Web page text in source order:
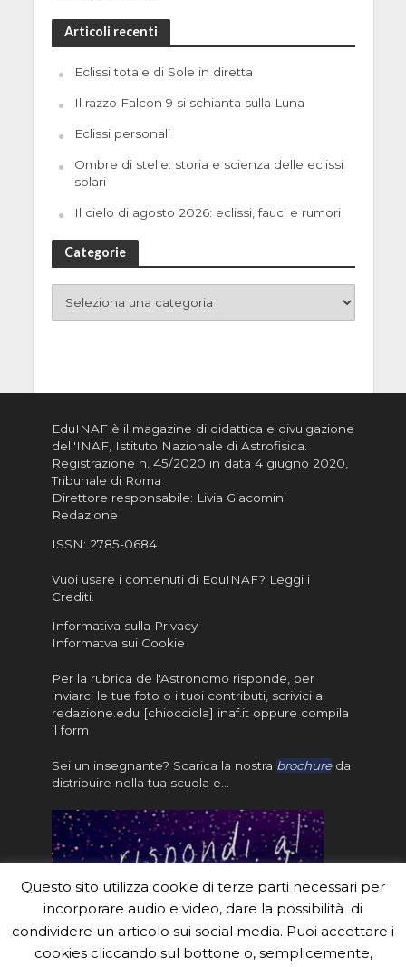
Articoli recenti
Eclissi totale di Sole in diretta
Il razzo Falcon 9 si schianta sulla Luna
Eclissi personali
Ombre di stelle: storia e scienza delle eclissi
solari
Il cielo di agosto 2026: eclissi, fauci e rumori
Categorie
EduINAF è il magazine di didattica e divulgazione
dell'INAF, Istituto Nazionale di Astrofisica
Registrazione n. 45/2020 in data 4 giugno 2020,
Tribunale di Roma
Direttore responsabile: Livia Giacomini
Redazione
ISSN: 2785-0684
Vuoi usare i contenuti di EduINAF? Leggi i
Crediti.
Informativa sulla Privacy
Informatva sui Cookie
Per la rubrica de l'Astronomo risponde, per
inviarci le tue foto o i tuoi contributi, scrivici a
redazione.edu [chiocciola] inaf.it oppure compila
il form
Sei un insegnante? Scarica la nostra brochureda
distribuire nella tua scuola e…
Questo sito utilizza cookie di terze parti necessari per
incorporare audio e video, dare la possibilità di
condividere un articolo sui social media. Puoi accettare i
cookies cliccando sul bottone o, semplicemente,